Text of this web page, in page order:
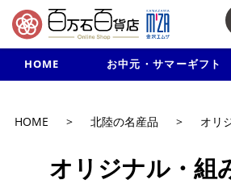
HOME お中元・サマーギフト
新規入会で3千円以上で使える500円
HOME > 北陸の名産品 > オリ
オリジナル・組